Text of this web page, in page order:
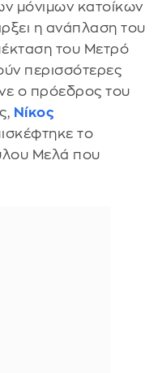
μόνιμων κατοίκων
η ανάπλαση του
του Μετρό
περισσότερες
ο πρόεδρος του
Νίκος
το
Μελά που